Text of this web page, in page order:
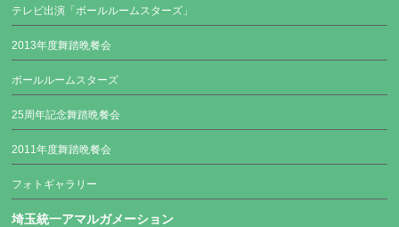
テレビ出演「ボールルームスターズ」
2013年度舞踏晩餐会
ボールルームスターズ
25周年記念舞踏晩餐会
2011年度舞踏晩餐会
フォトギャラリー
埼玉統一アマルガメーション